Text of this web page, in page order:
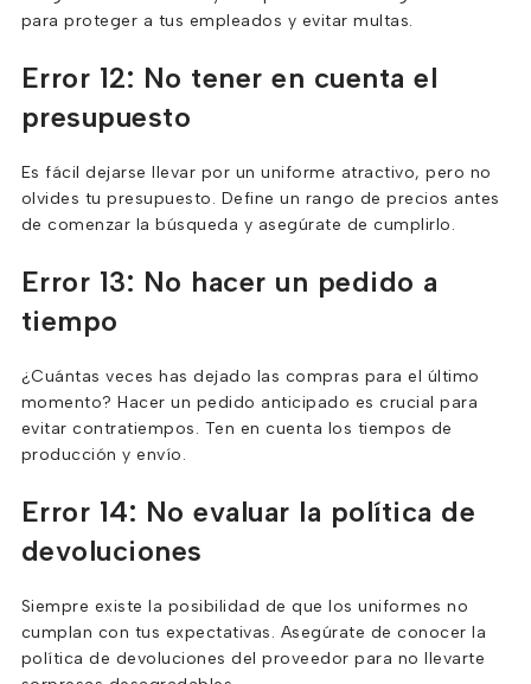
para proteger a tus empleados y evitar multas.
Error 12: No tener en cuenta el
presupuesto
Es fácil dejarse llevar por un uniforme atractivo, pero no
olvides tu presupuesto. Define un rango de precios antes
de comenzar la búsqueda y asegúrate de cumplirlo.
Error 13: No hacer un pedido a
tiempo
¿Cuántas veces has dejado las compras para el último
momento? Hacer un pedido anticipado es crucial para
evitar contratiempos. Ten en cuenta los tiempos de
producción y envío.
Error 14: No evaluar la política de
devoluciones
Siempre existe la posibilidad de que los uniformes no
cumplan con tus expectativas. Asegúrate de conocer la
política de devoluciones del proveedor para no llevarte